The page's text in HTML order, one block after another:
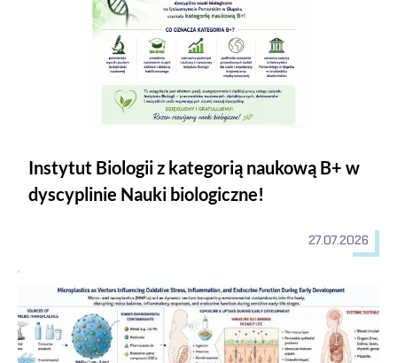
Instytut Biologii z kategorią naukową B+ w
dyscyplinie Nauki biologiczne!
27.07.2026